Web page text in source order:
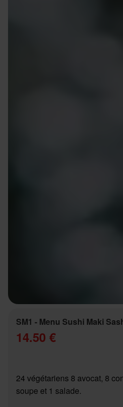
SM1 - Menu Sushi Maki
14.50 €
24 végétariens 8 avocat, 8
soupe et 1 salade.